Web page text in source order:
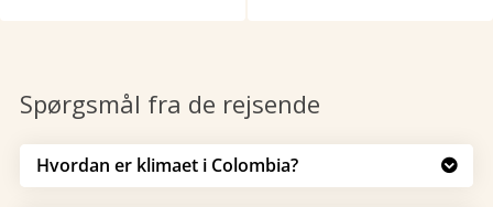
Spørgsmål fra de rejsende

Hvordan er klimaet i Colombia?